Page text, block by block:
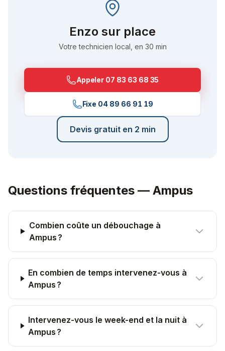
Enzo sur place
Votre technicien local, en 30 min
Appeler 07 83 63 68 35
Fixe 04 89 66 91 19
Devis gratuit en 2 min
Questions fréquentes — Ampus
Combien coûte un débouchage à
Ampus ?
En combien de temps intervenez-vous à
Ampus ?
Intervenez-vous le week-end et la nuit à
Ampus ?